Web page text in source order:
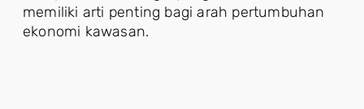
memiliki arti penting bagi arah pertumbuhan
ekonomi kawasan.